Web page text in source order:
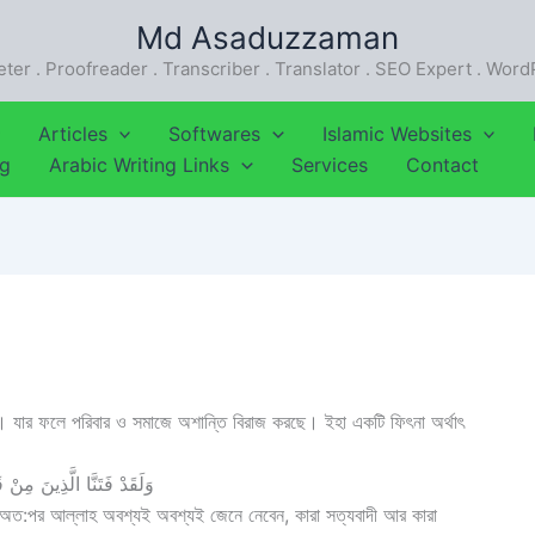
Md Asaduzzaman
. Proofreader . Transcriber . Translator . SEO Expert .
Articles Softwares Islamic Websites
Arabic Writing Links Services Contact
ফলে পরিবার ও সমাজে অশান্তি বিরাজ করছে। ইহা একটি ফিৎনা অর্থাৎ
وَلَقَدْ فَتَنَّا الَّذِينَ مِنْ
অত:পর আল্লাহ অবশ্যই অবশ্যই জেনে নেবেন, কারা সত্যবাদী আর কারা